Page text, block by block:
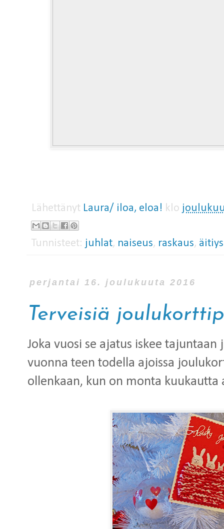
Lähettänyt Laura/ iloa, eloa! klo
Tunnisteet: juhlat, naiseus, raskaus, äitiys
perjantai 16. joulukuuta 2016
Terveisiä
Joka vuosi se ajatus iskee
vuonna teen todella ajoissa
ollenkaan, kun on monta